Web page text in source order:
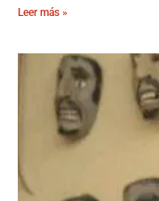
Leer más »